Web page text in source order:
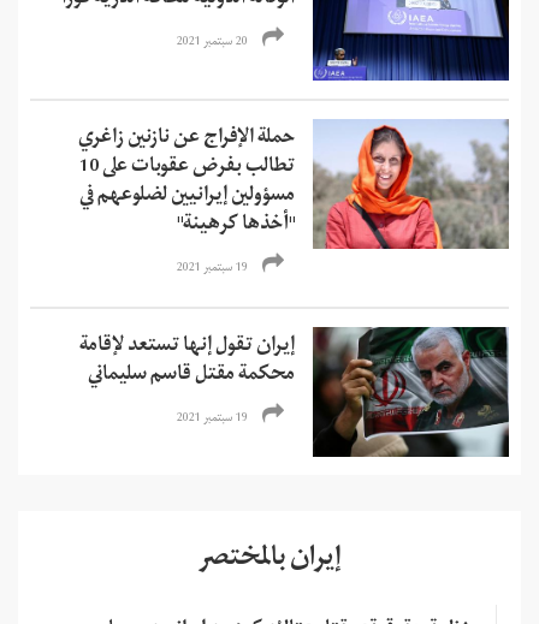
20 سبتمبر 2021
حملة الإفراج عن نازنين زاغري
تطالب بفرض عقوبات على 10
مسؤولين إيرانيين لضلوعهم في
"أخذها كرهينة"
19 سبتمبر 2021
إيران تقول إنها تستعد لإقامة
محكمة مقتل قاسم سليماني
19 سبتمبر 2021
إيران بالمختصر